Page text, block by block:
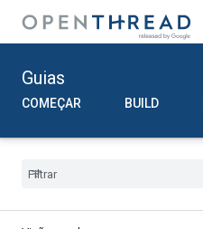
Guias
COMEÇAR BUILD